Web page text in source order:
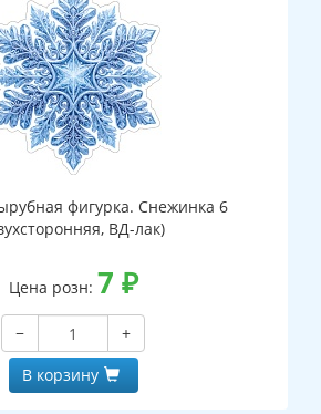
фигурка. Снежинка 6
ВД-лак)
Цена розн: 7 ₽
−
+
В корзину